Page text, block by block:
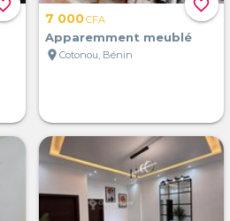
favorite_border
7 000CFA
Apparemment meublé
location_on Cotonou, Bénin